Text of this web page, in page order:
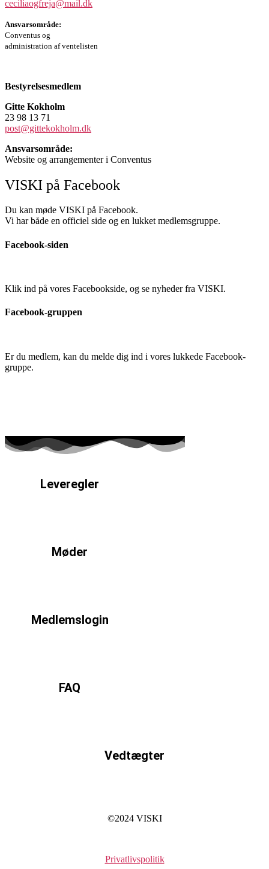
ceciliaogfreja@mail.dk
Ansvarsområde:
Conventus og
administration af ventelisten
Bestyrelsesmedlem
Gitte Kokholm
23 98 13 71
post@gittekokholm.dk
Ansvarsområde:
Website og arrangementer i Conventus
VISKI på Facebook
Du kan møde VISKI på Facebook.
Vi har både en officiel side og en lukket medlemsgruppe.
Facebook-siden
Klik ind på vores Facebookside, og se nyheder fra VISKI.
Facebook-gruppen
Er du medlem, kan du melde dig ind i vores lukkede Facebook-
gruppe.
Leveregler
Møder
Medlemslogin
FAQ
Vedtægter
©2024 VISKI
Privatlivspolitik